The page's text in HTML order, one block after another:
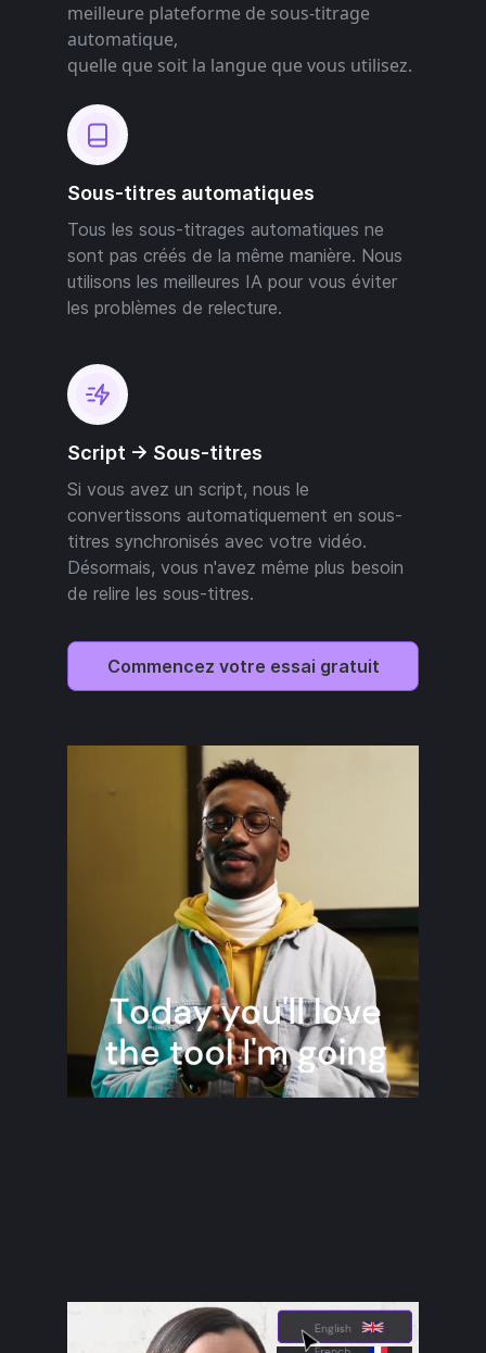
meilleure plateforme de sous-titrage
automatique,
quelle que soit la langue que vous utilisez.
Sous-titres automatiques
Tous les sous-titrages automatiques ne
sont pas créés de la même manière. Nous
utilisons les meilleures IA pour vous éviter
les problèmes de relecture.
Script -> Sous-titres
Si vous avez un script, nous le
convertissons automatiquement en sous-
titres synchronisés avec votre vidéo.
Désormais, vous n'avez même plus besoin
de relire les sous-titres.
Commencez votre essai gratuit